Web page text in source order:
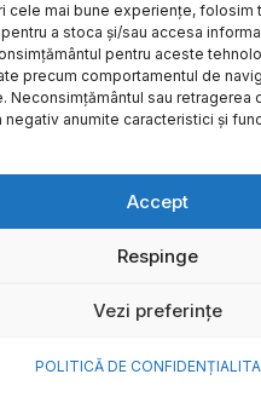
cele mai bune experiențe, folosim
a stoca și/sau accesa
pentru aceste
precum comportamentul de
Neconsimțământul sau retragerea
anumite caracteristici și
Accept
Respinge
Vezi preferințe
POLITICĂ DE
amintiri ale
Pandora pe